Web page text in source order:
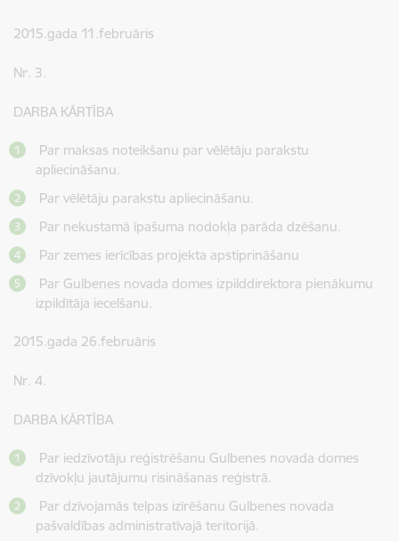
2015.gada 11.februāris
Nr. 3.
DARBA KĀRTĪBA
Par maksas noteikšanu par vēlētāju parakstu
apliecināšanu.
Par vēlētāju parakstu apliecināšanu.
Par nekustamā īpašuma nodokļa parāda dzēšanu.
Par zemes ierīcības projekta apstiprināšanu
Par Gulbenes novada domes izpilddirektora pienākumu
izpildītāja iecelšanu.
2015.gada 26.februāris
Nr. 4.
DARBA KĀRTĪBA
Par iedzīvotāju reģistrēšanu Gulbenes novada domes
dzīvokļu jautājumu risināšanas reģistrā.
Par dzīvojamās telpas izīrēšanu Gulbenes novada
pašvaldības administratīvajā teritorijā.